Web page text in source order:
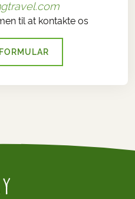
til at kontakte os